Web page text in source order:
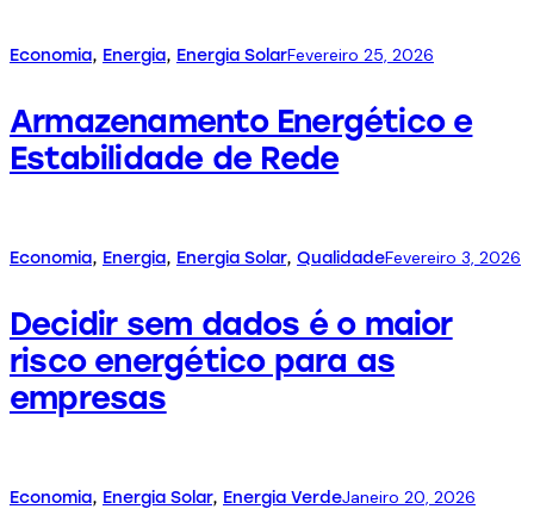
Economia, Energia, Energia SolarFevereiro 25, 2026
Armazenamento Energético e
Estabilidade de Rede
Economia, Energia, Energia Solar, QualidadeFevereiro 3, 2026
Decidir sem dados é o maior
risco energético para as
empresas
Economia, Energia Solar, Energia VerdeJaneiro 20, 2026